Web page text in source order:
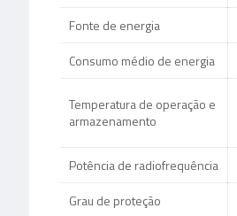
Fonte de energia
Consumo médio de energia
Temperatura de operação e
armazenamento
Potência de radiofrequência
Grau de proteção